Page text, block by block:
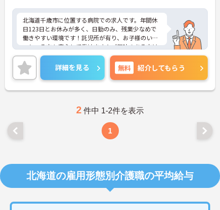
北海道千歳市に位置する病院での求人です。年間休
日123日とお休みが多く、日勤のみ、残業少なめで
働きやすい環境です！託児所が有り、お子様のいら
っしゃる方も安心して働けます！ご興味のある方は
お気軽にお問い合わせ下さい。
詳細を見る 無料 紹介してもらう
2 件中 1-2件を表示
1
北海道の雇用形態別介護職の平均給与